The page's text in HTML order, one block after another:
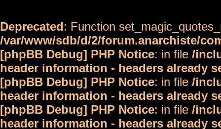
Deprecated: Function
/var/www/sdb/d/2/forum.anarchiste/
[phpBB Debug] PHP Notice: in file /
header information - headers already
[phpBB Debug] PHP Notice: in file /
header information - headers already
[phpBB Debug] PHP Notice: in file /
header information - headers already